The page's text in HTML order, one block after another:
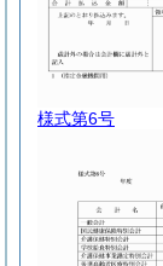
様式第6号